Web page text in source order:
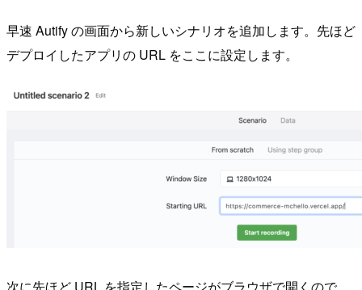
早速 Autify の画面から新しいシナリオを追加します。先ほど
デプロイしたアプリの URL をここに設定します。